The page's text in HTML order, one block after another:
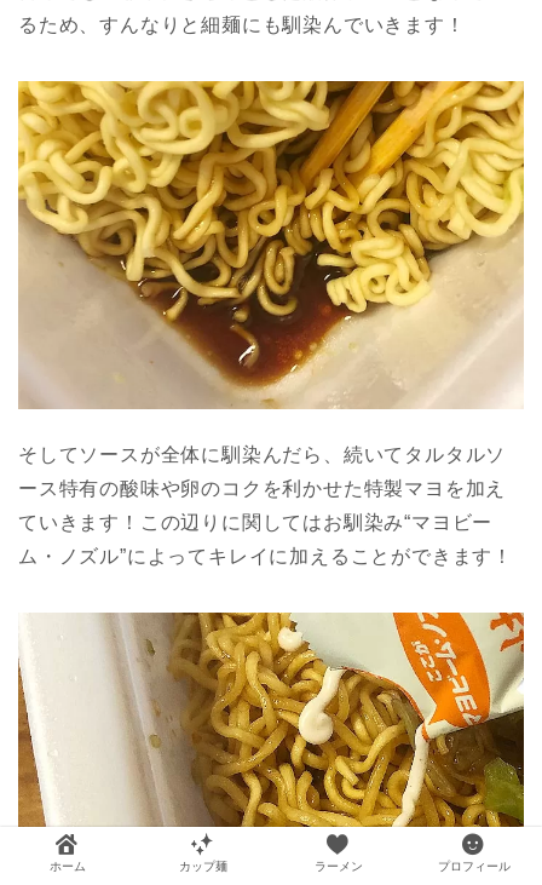
るため、すんなりと細麺にも馴染んでいきます！
そしてソースが全体に馴染んだら、続いてタルタルソ
ース特有の酸味や卵のコクを利かせた特製マヨを加え
ていきます！この辺りに関してはお馴染み“マヨビー
ム・ノズル”によってキレイに加えることができます！
ホーム カップ麺 ラーメン プロフィール